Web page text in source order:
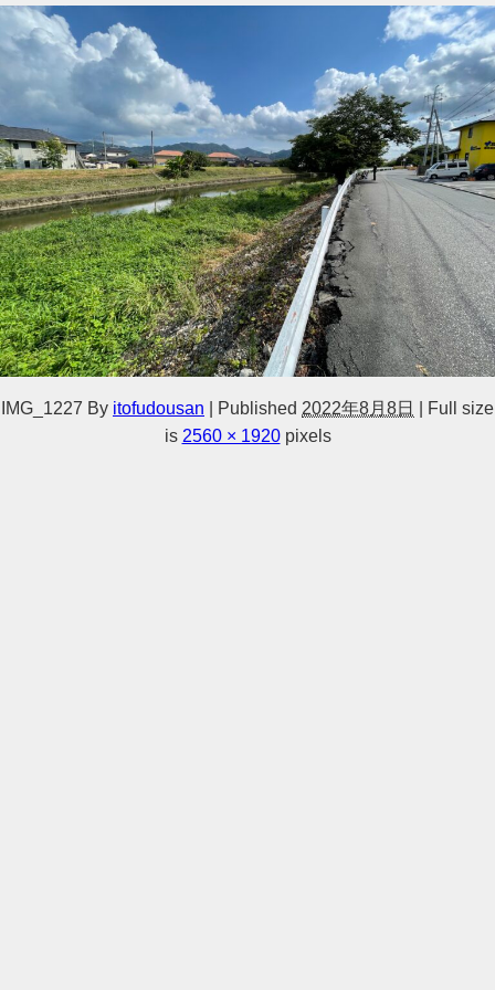
IMG_1227 By itofudousan Published 2022年8月8日
Full size
is 2560 × 1920pixels